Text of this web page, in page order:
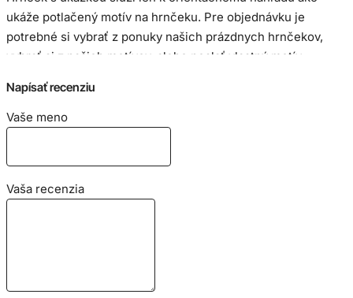
ukáže potlačený motív na hrnčeku. Pre objednávku je
potrebné si vybrať z ponuky našich prázdnych hrnčekov,
vybrať si z našich motívov, alebo poslať vlastný motív.
hrnček 220 ml 80 x 90mm
Napísať recenziu
Vaše meno
Vaša recenzia